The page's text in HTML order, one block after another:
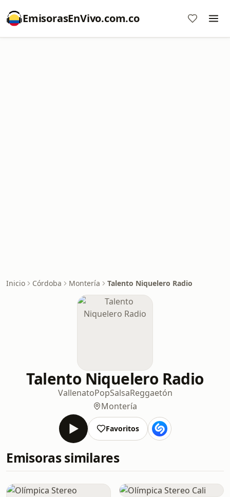
EmisorasEnVivo.com.co
Inicio Córdoba Montería Talento Niquelero Radio
Talento Niquelero Radio
VallenatoPopSalsaReggaetón
Montería
Favoritos
Emisoras similares